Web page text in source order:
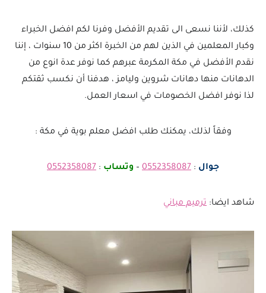
كذلك، لأننا نسعى الى تقديم الأفضل وفرنا لكم افضل الخبراء
وكبار المعلمين في الذين لهم من الخبرة اكثر من 10 سنوات ، إننا
نقدم الأفضل في مكة المكرمة عبرهم كما نوفر عدة انوع من
الدهانات منها دهانات شروين وليامز ، هدفنا أن نكسب ثقتكم
لذا نوفر افضل الخصومات في اسعار العمل.
وفقاً لذلك، يمكنك طلب افضل معلم بوية في مكة :
جوال :
0552358087
– وتساب :
0552358087
شاهد ايضا: ترميم مباني